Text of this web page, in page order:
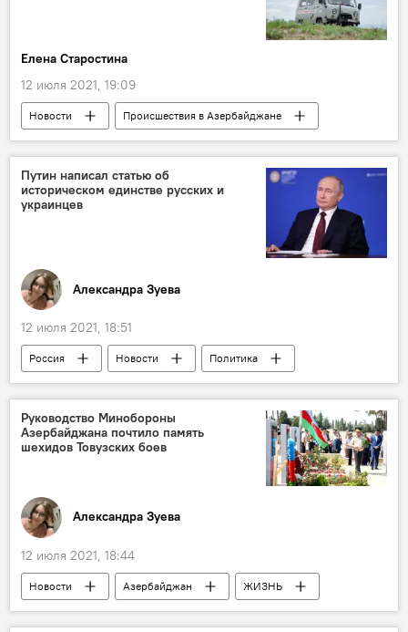
Елена Старостина
12 июля 2021, 19:09
Новости
Происшествия в Азербайджане
Азербайджан
Происшествия
Физулинский район
взрыв
Путин написал статью об
историческом единстве русских и
украинцев
Александра Зуева
12 июля 2021, 18:51
Россия Новости
Политика
Новости мира
Владимир Путин
Украина
Руководство Минобороны
Азербайджана почтило память
шехидов Товузских боев
Александра Зуева
12 июля 2021, 18:44
Новости Азербайджан
ЖИЗНЬ
Карабах
Министерство обороны АР